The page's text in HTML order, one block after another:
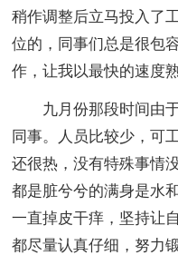
稍作调整后立马投入了
位的，同事们总是很包
作，让我以最快的速度
九月份那段时间由
同事。人员比较少，可
还很热，没有特殊事情
都是脏兮兮的满身是水
一直掉皮干痒，坚持让
都尽量认真仔细，努力